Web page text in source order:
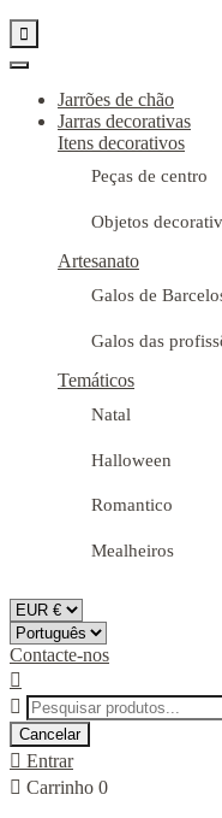

Jarrões de chão
Jarras decorativas
Itens decorativos
Peças de centro
Objetos
Artesanato
Galos de
Galos das
Temáticos
Natal
Halloween
Romantico
Mealheiros
Contacte-nos


Cancelar
 Entrar
 Carrinho 0